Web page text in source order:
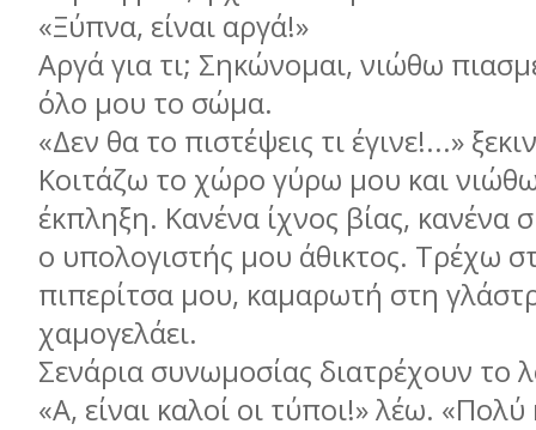
«Ξύπνα, είναι αργά!»
Αργά για τι; Σηκώνομαι, νιώθω
όλο μου το σώμα.
«Δεν θα το πιστέψεις τι έγινε!...»
Κοιτάζω το χώρο γύρω μου και
έκπληξη. Κανένα ίχνος βίας, κανένα
ο υπολογιστής μου άθικτος. Τρέχω
πιπερίτσα μου, καμαρωτή στη
χαμογελάει.
Σενάρια συνωμοσίας διατρέχουν το
«Α, είναι καλοί οι τύποι!» λέω. «Πολύ